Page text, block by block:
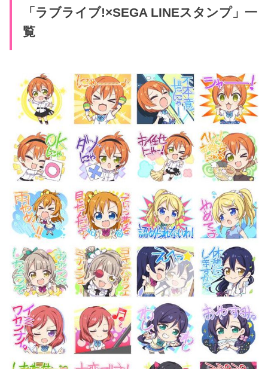
「ラブライブ!×SEGA LINEスタンプ」一
覧